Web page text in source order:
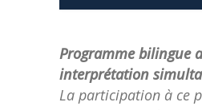
Programme bilingue
interprétation
La participation à ce